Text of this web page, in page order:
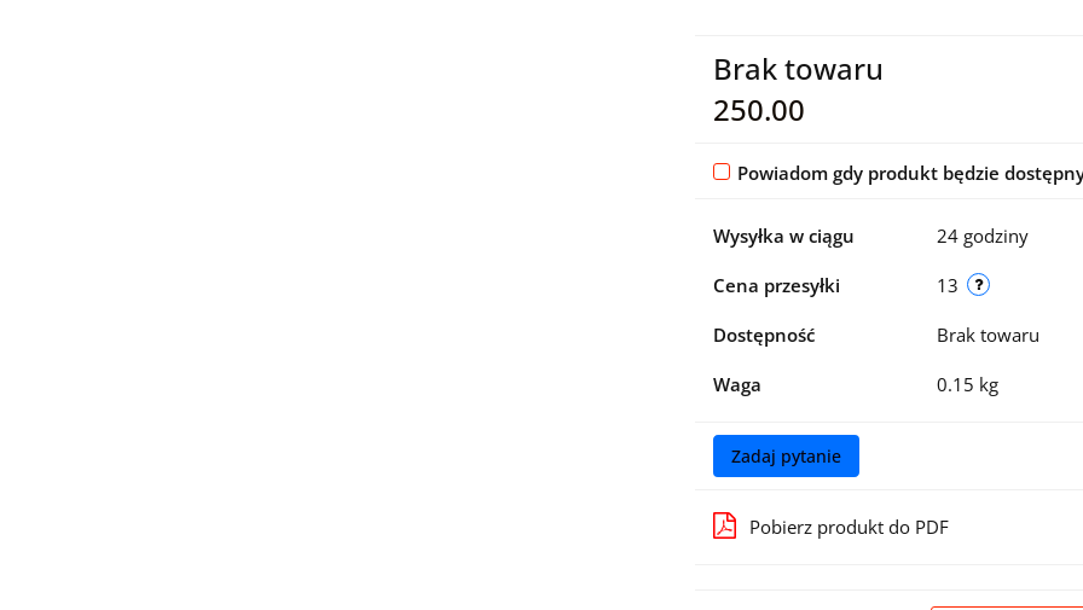
Brak towaru
250.00
Powiadom gdy produkt będzie
Wysyłka w ciągu 24 godziny
Cena przesyłki 13
Dostępność Brak towaru
Waga 0.15 kg
Zadaj pytanie
Pobierz produkt do PDF